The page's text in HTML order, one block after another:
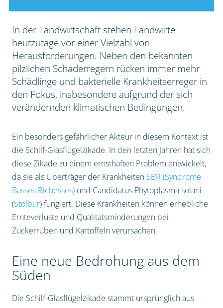
In der Landwirtschaft stehen Landwirte
heutzutage vor einer Vielzahl von
Herausforderungen. Neben den bekannten
pilzlichen Schaderregern rücken immer mehr
Schädlinge und bakterielle Krankheitserreger in
den Fokus, insbesondere aufgrund der sich
verändernden klimatischen Bedingungen.
Ein besonders gefährlicher Akteur in diesem Kontext ist
die Schilf-Glasflügelzikade. In den letzten Jahren hat sich
diese Zikade zu einem ernsthaften Problem entwickelt,
da sie als Überträger der Krankheiten SBR (Syndrome
Basses Richesses)und Candidatus Phytoplasma solani
(Stolbur) fungiert. Diese Krankheiten können erhebliche
Ernteverluste und Qualitätsminderungen bei
Zuckerrüben und Kartoffeln verursachen.
Eine neue Bedrohung aus dem
Süden
Die Schilf-Glasflügelzikade stammt ursprünglich aus